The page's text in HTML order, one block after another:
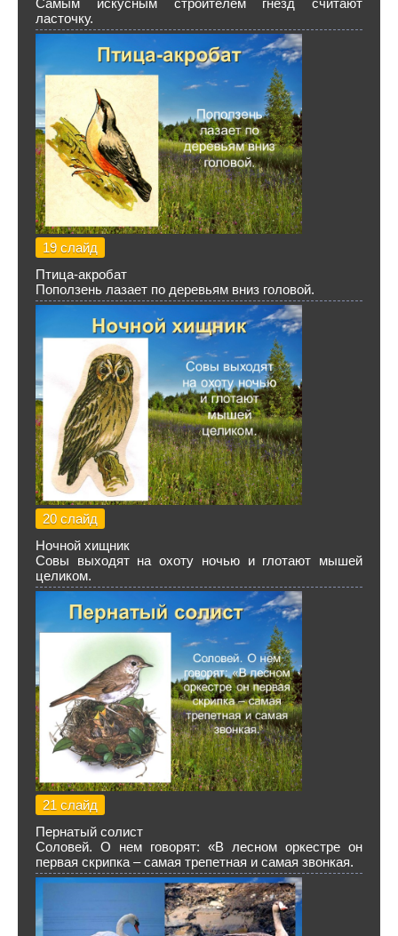
Самым искусным строителем гнёзд считают
ласточку.
19 слайд
Птица-акробат
Поползень лазает по деревьям вниз головой.
20 слайд
Ночной хищник
Совы выходят на охоту ночью и глотают мышей
целиком.
21 слайд
Пернатый солист
Соловей. О нем говорят: «В лесном оркестре он
первая скрипка – самая трепетная и самая звонкая.